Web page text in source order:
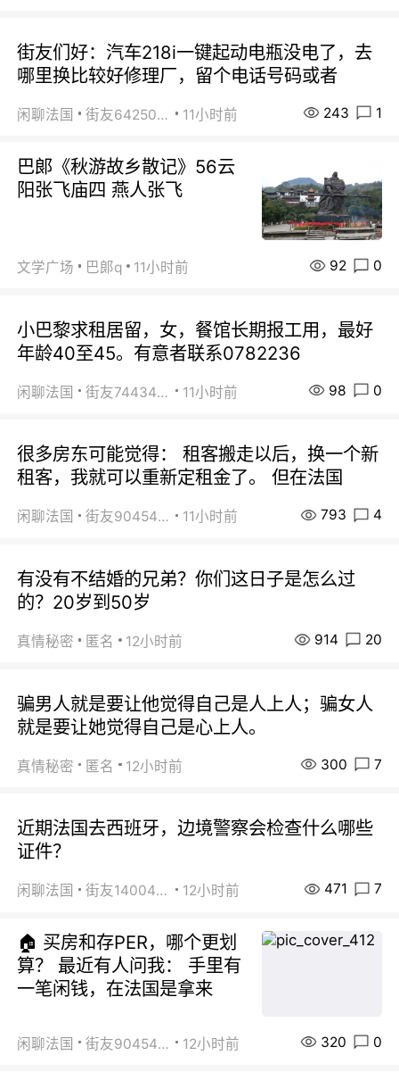
街友们好：汽车218i一键起动电瓶没电了，去
哪里换比较好修理厂，留个电话号码或者
闲聊法国 街友64250024 11小时前 243 1
巴郞《秋游故乡散记》56云
阳张飞庙四 燕人张飞
文学广场 巴郞q 11小时前 92 0
小巴黎求租居留，女，餐馆长期报工用，最好
年龄40至45。有意者联系0782236
闲聊法国 街友74434350 11小时前 98 0
很多房东可能觉得： 租客搬走以后，换一个新
租客，我就可以重新定租金了。 但在法国
闲聊法国 街友90454511 11小时前 793 4
有没有不结婚的兄弟？你们这日子是怎么过
的？20岁到50岁
真情秘密 匿名 12小时前 914 20
骗男人就是要让他觉得自己是人上人；骗女人
就是要让她觉得自己是心上人。
真情秘密 匿名 12小时前 300 7
近期法国去西班牙，边境警察会检查什么哪些
证件？
闲聊法国 街友14004820 12小时前 471 7
🏠 买房和存PER，哪个更划
算？ 最近有人问我： 手里有
一笔闲钱，在法国是拿来
闲聊法国 街友90454511 12小时前 320 0